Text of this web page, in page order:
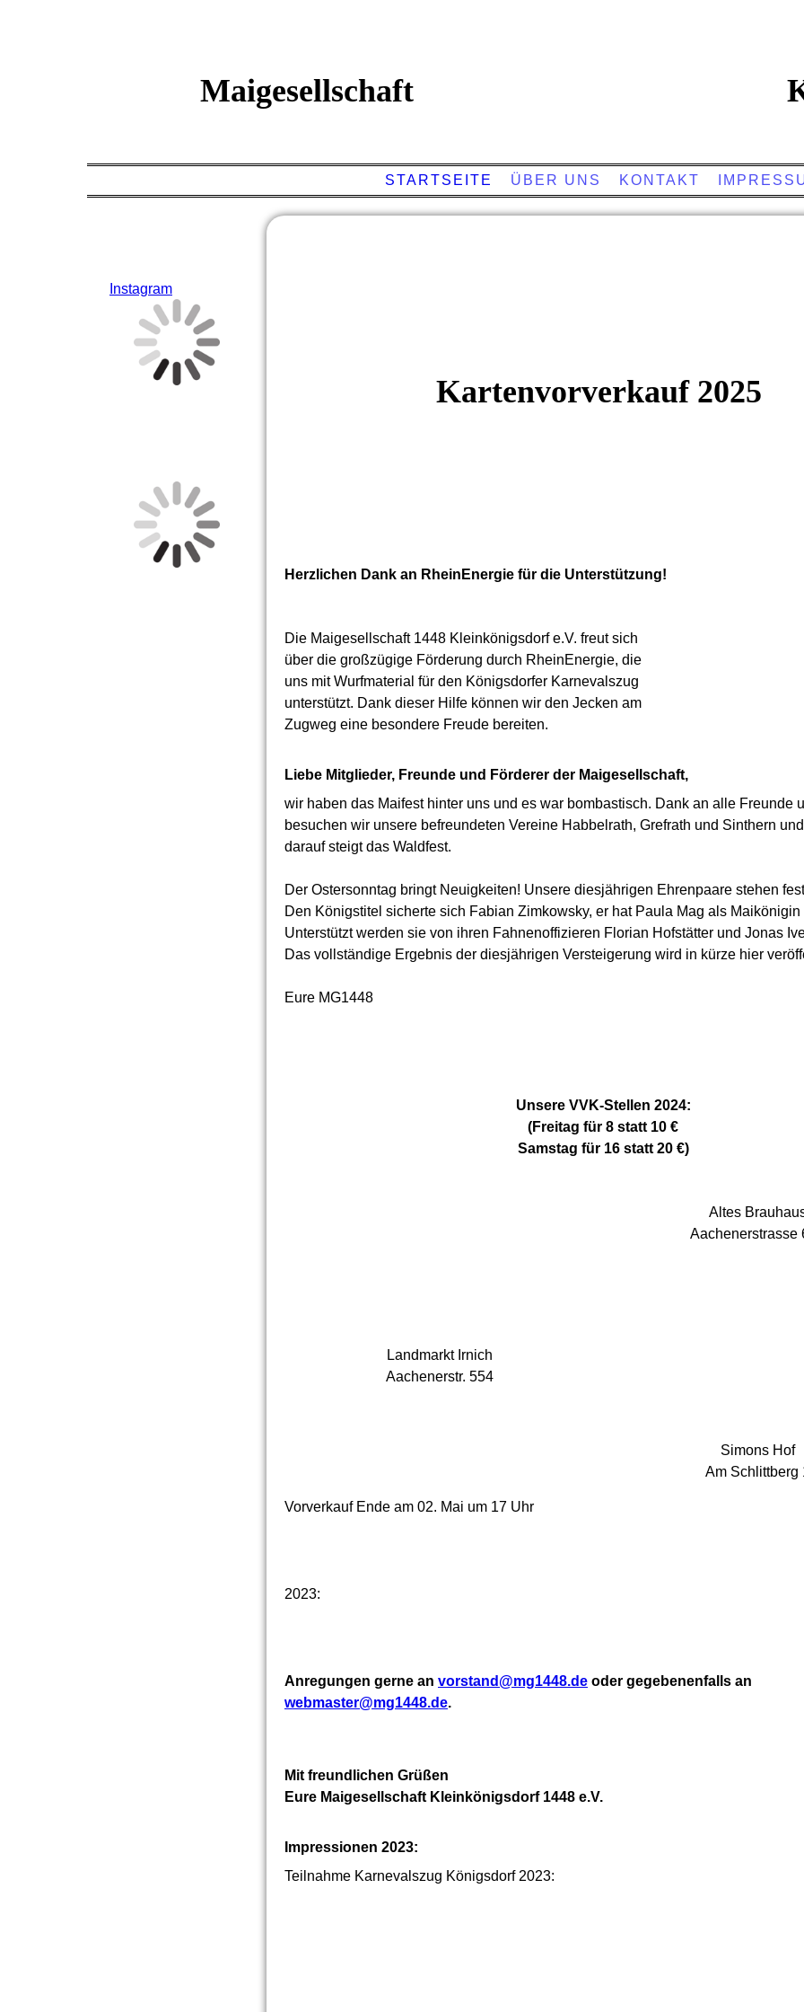
Maigesellschaft
STARTSEITE ÜBER UNS KONTAKT
Kartenvorverkauf 2025
Herzlichen Dank an RheinEnergie für die Unterstützung!
Die Maigesellschaft 1448 Kleinkönigsdorf e.V. freut sich
über die großzügige Förderung durch RheinEnergie, die
uns mit Wurfmaterial für den Königsdorfer Karnevalszug
unterstützt. Dank dieser Hilfe können wir den Jecken am
Zugweg eine besondere Freude bereiten.
Liebe Mitglieder, Freunde und Förderer der Maigesellschaft,
wir haben das Maifest hinter uns und es war bombastisch. Dank an alle Freunde
besuchen wir unsere befreundeten Vereine Habbelrath, Grefrath und Sinthern
darauf steigt das Waldfest.
Der Ostersonntag bringt Neuigkeiten! Unsere diesjährigen Ehrenpaare stehen
Den Königstitel sicherte sich Fabian Zimkowsky, er hat Paula Mag als
Unterstützt werden sie von ihren Fahnenoffizieren Florian Hofstätter und Jonas
Das vollständige Ergebnis der diesjährigen Versteigerung wird in kürze hier
Eure MG1448
Unsere VVK-Stellen 2024:
(Freitag für 8 statt 10 €
Samstag für 16 statt 20 €)
Landmarkt Irnich
Aachenerstr. 554
Altes
Aachenerstrasse
Simons Hof
Am Schlittberg
Vorverkauf Ende am 02. Mai um 17 Uhr
2023:
Anregungen gerne an vorstand @mg1448.de oder gegebenenfalls an
webmaster@mg1448.de.
Mit freundlichen Grüßen
Eure Maigesellschaft Kleinkönigsdorf 1448 e.V.
Impressionen 2023:
Teilnahme Karnevalszug Königsdorf 2023:
Instagram